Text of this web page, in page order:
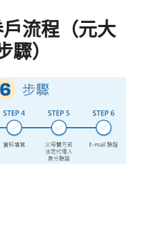
流程（元大
）